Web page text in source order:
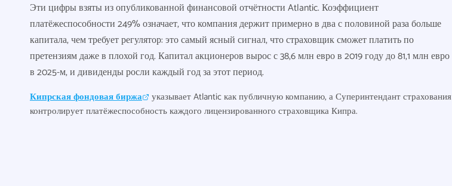
Эти цифры взяты из опубликованной финансовой отчётности Atlantic. Коэффициент
платёжеспособности 249% означает, что компания держит примерно в два с половиной раза больше
капитала, чем требует регулятор: это самый ясный сигнал, что страховщик сможет платить по
претензиям даже в плохой год. Капитал акционеров вырос с 38,6 млн евро в 2019 году до 81,1 млн евро
в 2025-м, и дивиденды росли каждый год за этот период.
Кипрская фондовая биржа
указывает Atlantic как публичную компанию, а Суперинтендант страхования
контролирует платёжеспособность каждого лицензированного страховщика Кипра.